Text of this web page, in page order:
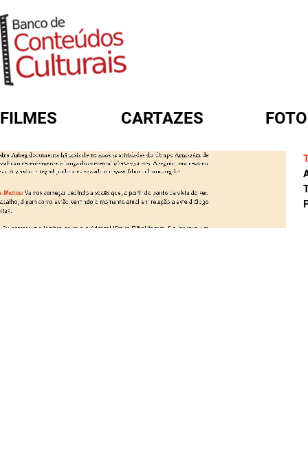
FILMES CARTAZES
FORMULÁRIO DE BUSCA